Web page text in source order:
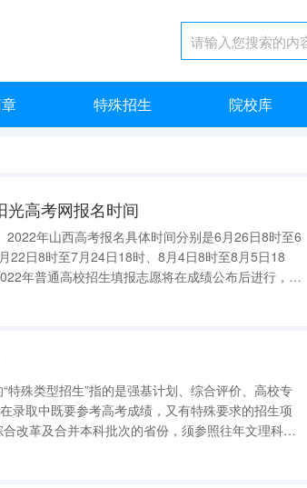
特殊招生 院校库
光高考网报名时间
22日8时至7月24日18时、8月4日8时至8月5日18
录取中既要参考高考成绩，又有特殊要求的招生项
数线。特殊类型招生控制分数线按照普通类（历史